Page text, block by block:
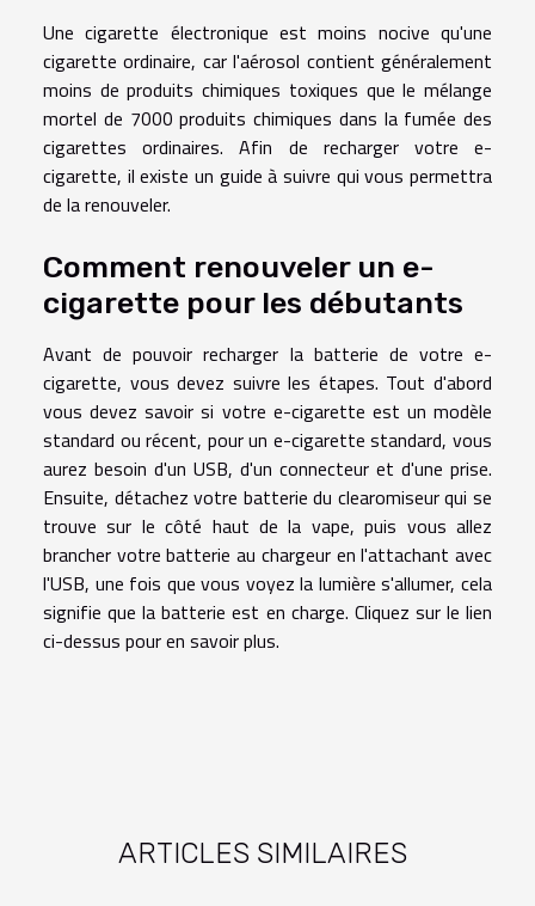
Une cigarette électronique est moins nocive qu'une
cigarette ordinaire, car l'aérosol contient généralement
moins de produits chimiques toxiques que le mélange
mortel de 7000 produits chimiques dans la fumée des
cigarettes ordinaires. Afin de recharger votre e-
cigarette, il existe un guide à suivre qui vous permettra
de la renouveler.
Comment renouveler un e-
cigarette pour les débutants
Avant de pouvoir recharger la batterie de votre e-
cigarette, vous devez suivre les étapes. Tout d'abord
vous devez savoir si votre e-cigarette est un modèle
standard ou récent, pour un e-cigarette standard, vous
aurez besoin d'un USB, d'un connecteur et d'une prise.
Ensuite, détachez votre batterie du clearomiseur qui se
trouve sur le côté haut de la vape, puis vous allez
brancher votre batterie au chargeur en l'attachant avec
l'USB, une fois que vous voyez la lumière s'allumer, cela
signifie que la batterie est en charge. Cliquez sur le lien
ci-dessus pour en savoir plus.
ARTICLES SIMILAIRES